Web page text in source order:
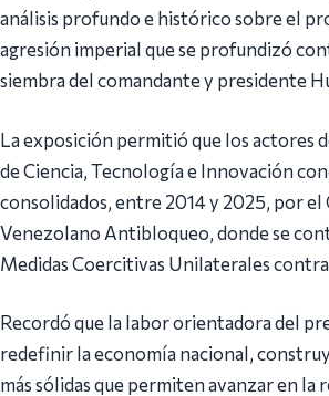
análisis profundo e histórico sobre el
agresión imperial que se profundizó
siembra del comandante y presidente
La exposición permitió que los actores
de Ciencia, Tecnología e Innovación
consolidados, entre 2014 y 2025, por
Venezolano Antibloqueo, donde se
Medidas Coercitivas Unilaterales contra
Recordó que la labor orientadora del
redefinir la economía nacional,
más sólidas que permiten avanzar en la